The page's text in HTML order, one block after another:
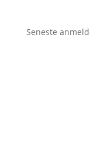
Seneste